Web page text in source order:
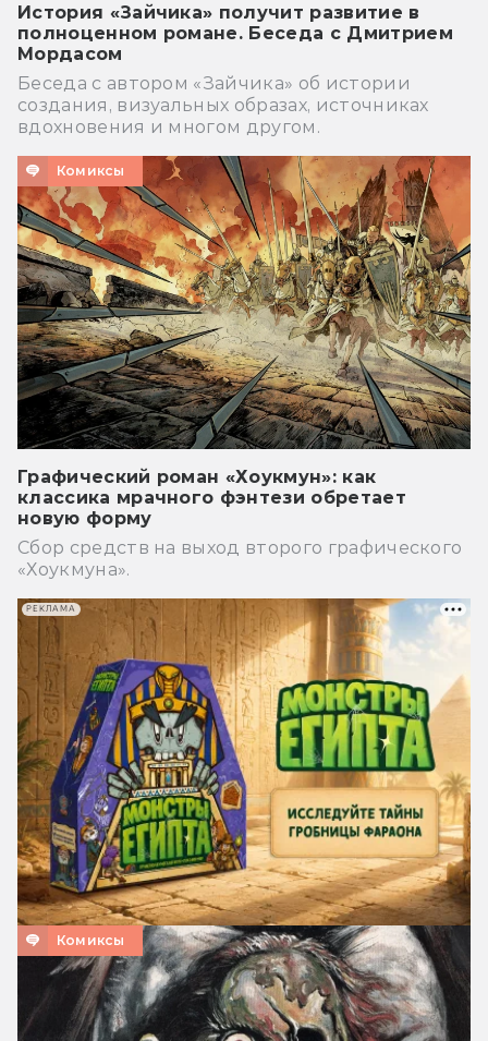
История «Зайчика» получит развитие в
полноценном романе. Беседа с Дмитрием
Мордасом
Беседа с автором «Зайчика» об истории
создания, визуальных образах, источниках
вдохновения и многом другом.
Комиксы
Графический роман «Хоукмун»: как
классика мрачного фэнтези обретает
новую форму
Сбор средств на выход второго графического
«Хоукмуна».
Комиксы
РЕКЛАМА